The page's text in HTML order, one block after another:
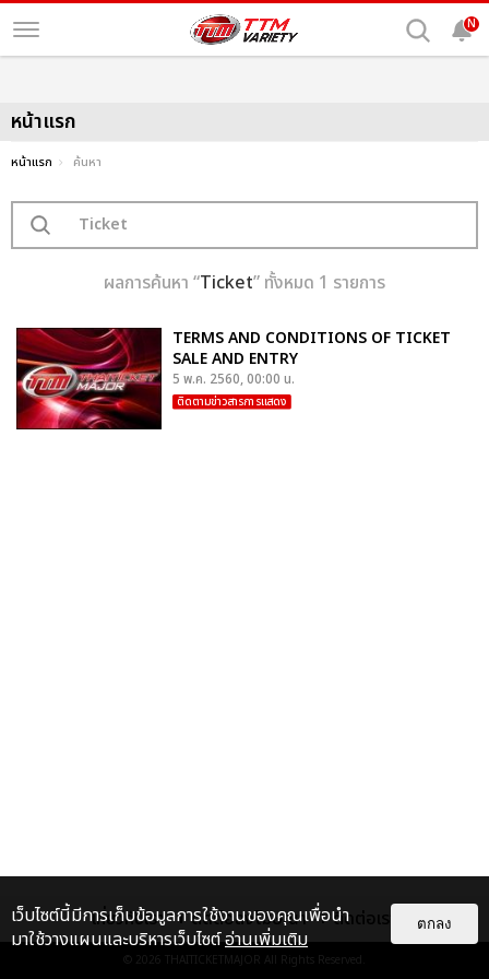
N
หน้าแรก
หน้าแรก ค้นหา
ผลการค้นหา “Ticket” ทั้งหมด 1 รายการ
TERMS AND CONDITIONS OF TICKET
SALE AND ENTRY
5 พ.ค. 2560, 00:00 น.
ติดตามข่าวสารการแสดง
เกี่ยวกับเรา ติดต่อลงโฆษณา ติดต่อเรา
© 2026 THAITICKETMAJOR All Rights Reserved.
เว็บไซต์นี้มีการเก็บข้อมูลการใช้งานของคุณเพื่อนำ
มาใช้วางแผนและบริหารเว็บไซต์อ่านเพิ่มเติม
ตกลง